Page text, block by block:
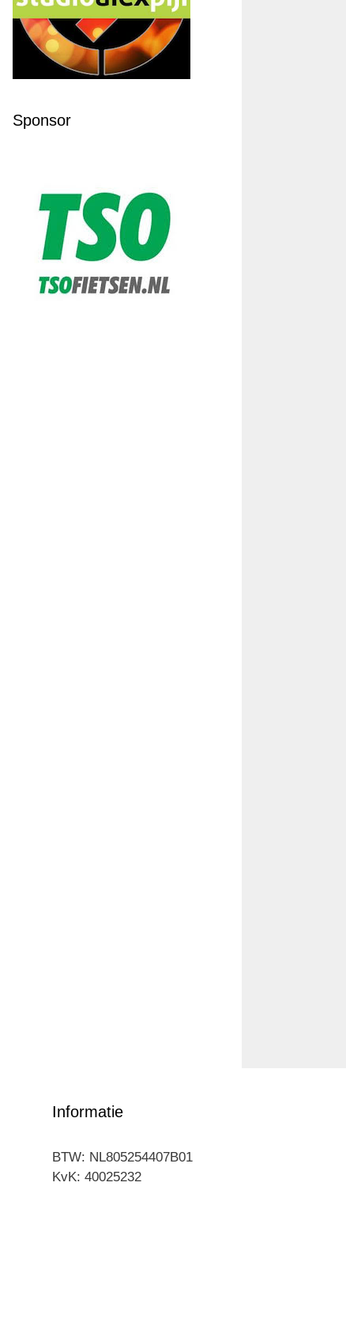
Sponsor
Informatie
BTW: NL805254407B01
KvK: 40025232